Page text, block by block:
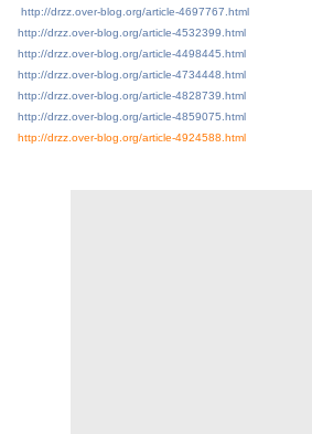
http://drzz.over-blog.org/article-4697767.html
http://drzz.over-blog.org/article-4532399.html
http://drzz.over-blog.org/article-4498445.html
http://drzz.over-blog.org/article-4734448.html
http://drzz.over-blog.org/article-4828739.html
http://drzz.over-blog.org/article-4859075.html
http://drzz.over-blog.org/article-4924588.html